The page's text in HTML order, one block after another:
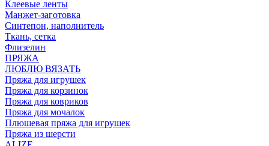
Клеевые ленты
Манжет-заготовка
Синтепон, наполнитель
Ткань, сетка
Флизелин
ПРЯЖА
ЛЮБЛЮ ВЯЗАТЬ
Пряжа для игрушек
Пряжа для корзинок
Пряжа для ковриков
Пряжа для мочалок
Плюшевая пряжа для игрушек
Пряжа из шерсти